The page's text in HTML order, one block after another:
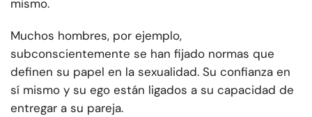
mismo.
Muchos hombres, por ejemplo,
subconscientemente se han fijado normas que
definen su papel en la sexualidad. Su confianza en
sí mismo y su ego están ligados a su capacidad de
entregar a su pareja.